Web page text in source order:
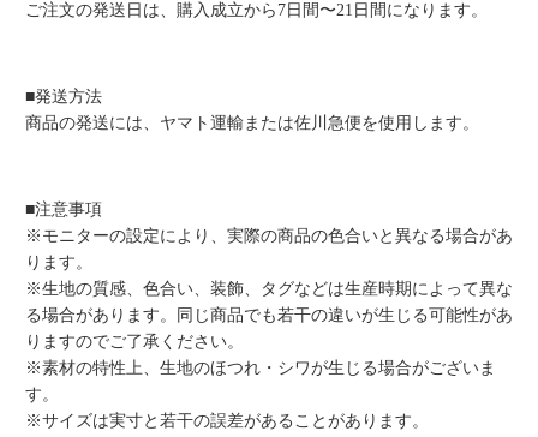
ご注文の発送日は、購入成立から7日間〜21日間になります。
■発送方法
商品の発送には、ヤマト運輸または佐川急便を使用します。
■注意事項
※モニターの設定により、実際の商品の色合いと異なる場合があ
ります。
※生地の質感、色合い、装飾、タグなどは生産時期によって異な
る場合があります。同じ商品でも若干の違いが生じる可能性があ
りますのでご了承ください。
※素材の特性上、生地のほつれ・シワが生じる場合がございま
す。
※サイズは実寸と若干の誤差があることがあります。